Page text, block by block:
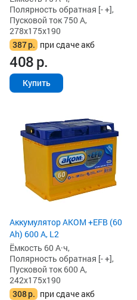
Полярность обратная [- +],
Пусковой ток 750 А,
278x175x190
387р. при сдаче акб
408р.
Купить
Аккумулятор AKOM +EFB (60
Ah) 600 А, L2
Ёмкость 60 А·ч,
Полярность обратная [- +],
Пусковой ток 600 А,
242x175x190
308р. при сдаче акб